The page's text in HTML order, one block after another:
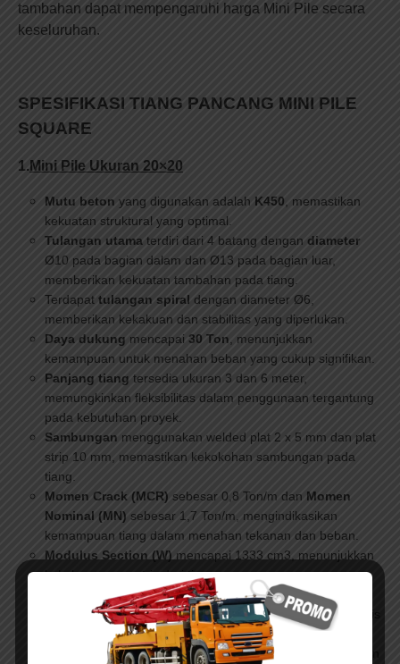
tambahan dapat mempengaruhi harga Mini Pile secara
keseluruhan.
SPESIFIKASI TIANG PANCANG MINI PILE
SQUARE
1.Mini Pile Ukuran 20×20
Mutu beton yang digunakan adalah K450, memastikan
kekuatan struktural yang optimal.
Tulangan utama terdiri dari 4 batang dengan diameter
Ø10 pada bagian dalam dan Ø13 pada bagian luar,
memberikan kekuatan tambahan pada tiang.
Terdapat tulangan spiral dengan diameter Ø6,
memberikan kekakuan dan stabilitas yang diperlukan.
Daya dukung mencapai 30 Ton, menunjukkan
kemampuan untuk menahan beban yang cukup signifikan.
Panjang tiang tersedia ukuran 3 dan 6 meter,
memungkinkan fleksibilitas dalam penggunaan tergantung
pada kebutuhan proyek.
Sambungan menggunakan welded plat 2 x 5 mm dan plat
strip 10 mm, memastikan kekokohan sambungan pada
tiang.
Momen Crack (MCR) sebesar 0,8 Ton/m dan Momen
Nominal (MN) sebesar 1,7 Ton/m, mengindikasikan
kemampuan tiang dalam menahan tekanan dan beban.
Modulus Section (W) mencapai 1333 cm3, menunjukkan
kekakuan geometris dari tiang pancang.
Keliling penampangmencapai 80 cm danluas
penampang400 cm2, menggambarkan dimensi geometris
dari tiang ini.
Berat betonper meter sebesar 96 kg, mempertimbangkan